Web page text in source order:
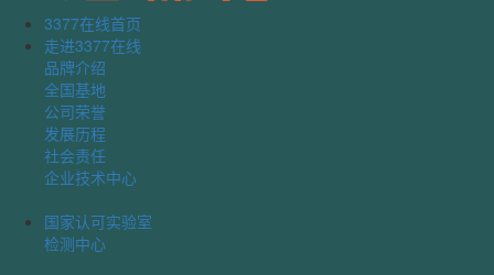
3377在线首页
走进3377在线
品牌介绍
全国基地
公司荣誉
发展历程
社会责任
企业技术中心
国家认可实验室
检测中心